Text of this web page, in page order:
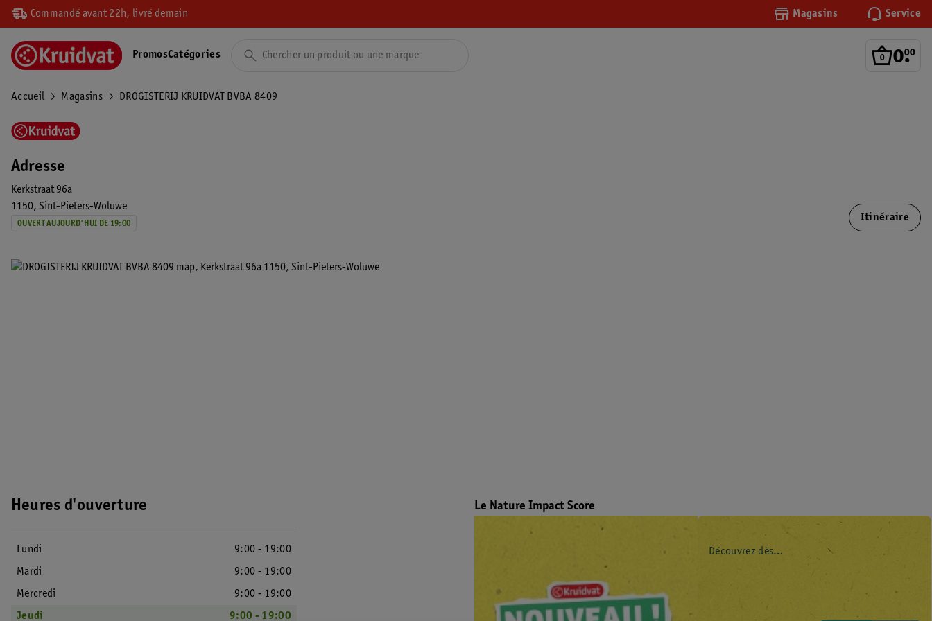
Commandé avant 22h, livré demain Magasins Service
0.
00
PromosCatégories
Accueil Magasins DROGISTERIJ KRUIDVAT BVBA 8409
Adresse
Kerkstraat 96a
1150 Sint-Pieters-Woluwe
OUVERT AUJOURD'HUI DE 19:00
Itinéraire
Heures d'ouverture
Lundi
9:00 - 19:00
Mardi
9:00 - 19:00
Mercredi
9:00 - 19:00
Jeudi
9:00 - 19:00
Le Nature Impact Score
Découvrez dès